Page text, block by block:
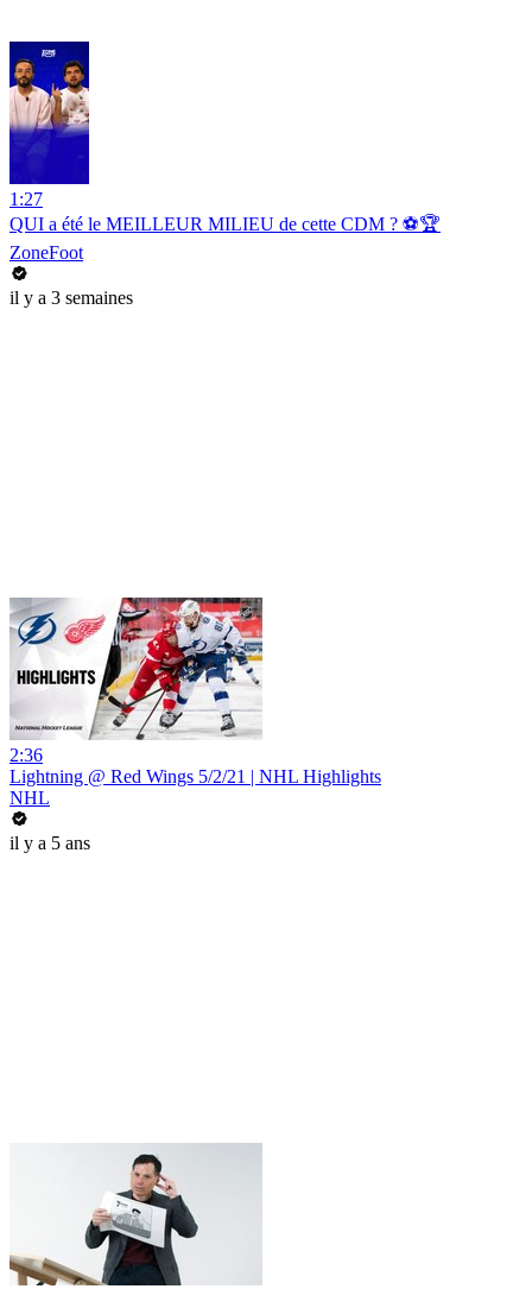
1:27
QUI a été le MEILLEUR MILIEU de cette CDM ? ⚽️🏆
ZoneFoot
il y a 3 semaines
2:36
Lightning @ Red Wings 5/2/21 | NHL Highlights
NHL
il y a 5 ans